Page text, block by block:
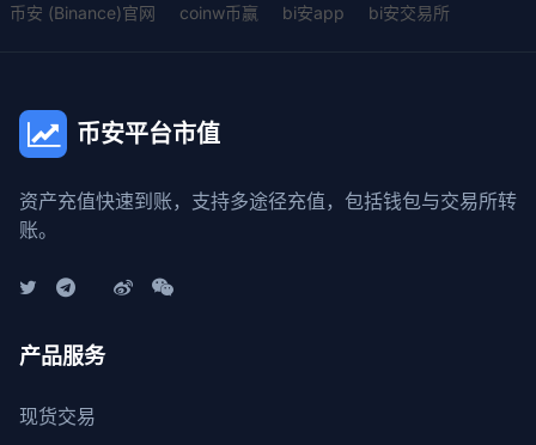
币安 (Binance)官网
coinw币赢 bi安app bi安交易所
币安平台市值
资产充值快速到账，支持多途径充值，包括钱包与交易所转
账。
产品服务
现货交易